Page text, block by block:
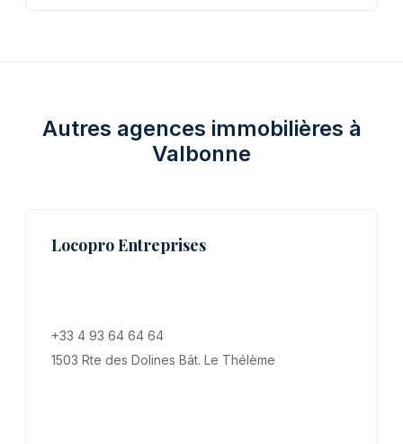
Autres agences immobilières à
Valbonne
Locopro Entreprises
+33 4 93 64 64 64
1503 Rte des Dolines Bât. Le Thélème